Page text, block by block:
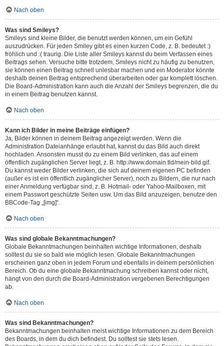
Nach oben
Was sind Smileys?
Smileys sind kleine Bilder, die benutzt werden können, um ein Gefühl
auszudrücken. Für jeden Smiley gibt es einen kurzen Code, z. B. bedeutet :)
fröhlich und :( traurig. Die Liste aller Smileys kannst du beim Verfassen eines
Beitrags sehen. Versuche bitte trotzdem, Smileys nicht zu häufig zu benutzen,
sie können einen Beitrag schnell unlesbar machen und ein Moderator könnte
deshalb deinen Beitrag entsprechend überarbeiten oder gar komplett löschen.
Die Board-Administration kann auch die Anzahl der Smileys begrenzen, die du
in einem Beitrag benutzen kannst.
Nach oben
Kann ich Bilder in meine Beiträge einfügen?
Ja, Bilder können in deinem Beitrag angezeigt werden. Wenn die
Administration Dateianhänge erlaubt hat, kannst du das Bild auch direkt
hochladen. Ansonsten musst du zu einem Bild verlinken, das auf einem
öffentlich zugänglichen Server liegt, z. B. http://www.domain.tld/mein-bild.gif.
Du kannst weder Bilder verlinken, die sich auf deinem eigenen PC befinden
(außer es ist ein öffentlich zugänglicher Server), noch zu Bildern, die nur nach
einer Anmeldung verfügbar sind, z. B. Hotmail- oder Yahoo-Mailboxen, mit
einem Passwort geschützte Seiten usw. Um das Bild anzuzeigen, benutze den
BBCode-Tag „[img]“.
Nach oben
Was sind globale Bekanntmachungen?
Globale Bekanntmachungen beinhalten wichtige Informationen, deshalb
solltest du sie so bald wie möglich lesen. Globale Bekanntmachungen
erscheinen ganz oben in jedem Forum und ebenfalls in deinem persönlichen
Bereich. Ob du eine globale Bekanntmachung schreiben kannst oder nicht,
hängt von den durch die Board-Administration vergebenen Berechtigungen
ab.
Nach oben
Was sind Bekanntmachungen?
Bekanntmachungen beinhalten meist wichtige Informationen zu dem Bereich
des Boards, in dem du dich befindest. Du solltest sie stets lesen.